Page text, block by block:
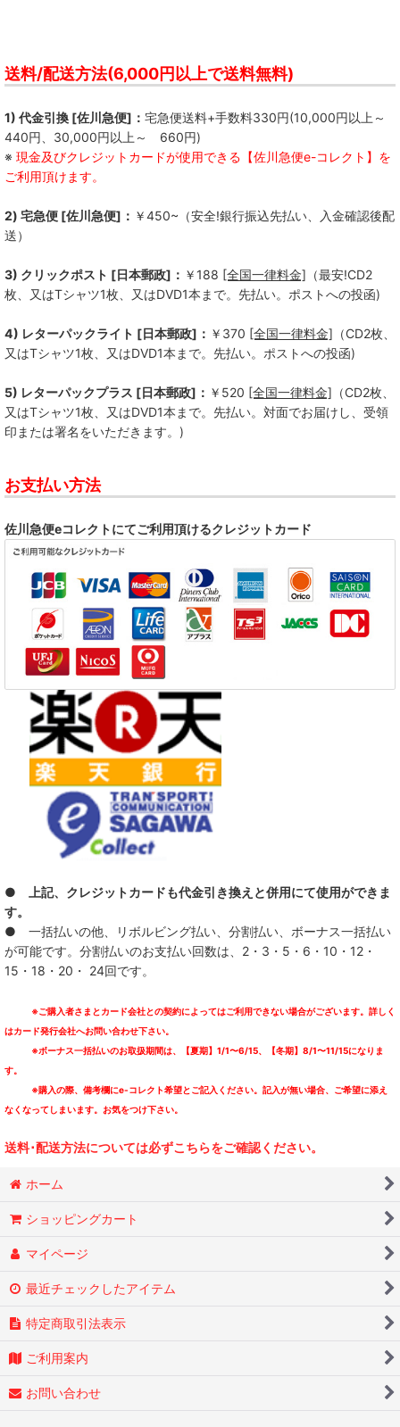
送料/配送方法(6,000円以上で送料無料)
1) 代金引換 [佐川急便]： 宅急便送料+手数料330円(10,000円以上～
440円、30,000円以上～ 660円)
※ 現金及びクレジットカードが使用できる【佐川急便e-コレクト】を
ご利用頂けます。
2) 宅急便 [佐川急便]： ￥450~（安全!銀行振込先払い、入金確認後配
送）
3) クリックポスト [日本郵政]： ￥188 [全国一律料金] （最安!CD2
枚、又はTシャツ1枚、又はDVD1本まで。先払い。ポストへの投函)
4) レターパックライト [日本郵政]： ￥370 [全国一律料金] （CD2枚、
又はTシャツ1枚、又はDVD1本まで。先払い。ポストへの投函)
5) レターパックプラス [日本郵政]： ￥520 [全国一律料金] （CD2枚、
又はTシャツ1枚、又はDVD1本まで。先払い。対面でお届けし、受領
印または署名をいただきます。)
お支払い方法
佐川急便eコレクトにてご利用頂けるクレジットカード
● 上記、クレジットカードも代金引き換えと併用にて使用ができま
す。
● 一括払いの他、リボルビング払い、分割払い、ボーナス一括払い
が可能です。分割払いのお支払い回数は、2・3・5・6・10・12・
15・18・20・ 24回です。
※ご購入者さまとカード会社との契約によってはご利用できない場合がございます。詳しく
はカード発行会社へお問い合わせ下さい。
※ボーナス一括払いのお取扱期間は、【夏期】1/1〜6/15、【冬期】8/1〜11/15になりま
す。
※購入の際、備考欄にe-コレクト希望とご記入ください。記入が無い場合、ご希望に添え
なくなってしまいます。お気をつけ下さい。
送料･配送方法については必ずこちらをご確認ください。
ホーム
ショッピングカート
マイページ
最近チェックしたアイテム
特定商取引法表示
ご利用案内
お問い合わせ